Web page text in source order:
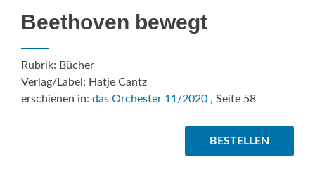
Beethoven bewegt
Rubrik: Bücher
Verlag/Label: Hatje Cantz
erschienen in: das Orchester 11/2020 , Seite 58
BESTELLEN